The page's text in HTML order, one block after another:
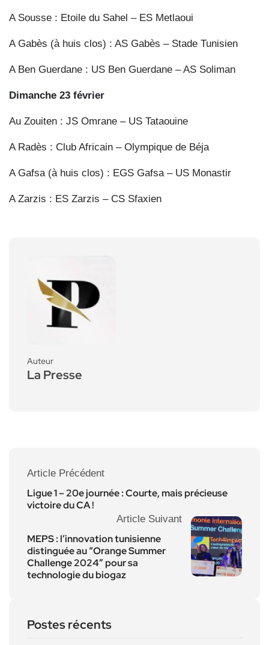
A Sousse : Etoile du Sahel – ES Metlaoui
A Gabès (à huis clos) : AS Gabès – Stade Tunisien
A Ben Guerdane : US Ben Guerdane – AS Soliman
Dimanche 23 février
Au Zouiten : JS Omrane – US Tataouine
A Radès : Club Africain – Olympique de Béja
A Gafsa (à huis clos) : EGS Gafsa – US Monastir
A Zarzis : ES Zarzis – CS Sfaxien
Auteur
La Presse
Article Précédent
Ligue 1 – 20e journée : Courte, mais précieuse
victoire du CA !
Article Suivant
MEPS : l’innovation tunisienne
distinguée au “Orange Summer
Challenge 2024” pour sa
technologie du biogaz
Postes récents